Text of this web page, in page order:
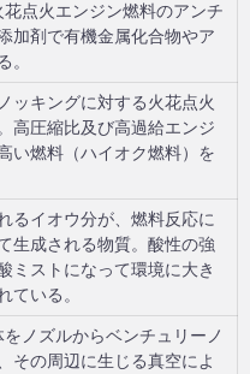
点火エンジン燃料のアンチ
加剤で有機金属化合物やア
。
ッキングに対する火花点火
高圧縮比及び高過給エンジ
い燃料（ハイオク燃料）を
るイオウ分が、燃料反応に
生成される物質。酸性の強
ミストになって環境に大き
ている。
ノズルからベンチュリーノ
その周辺に生じる真空によ